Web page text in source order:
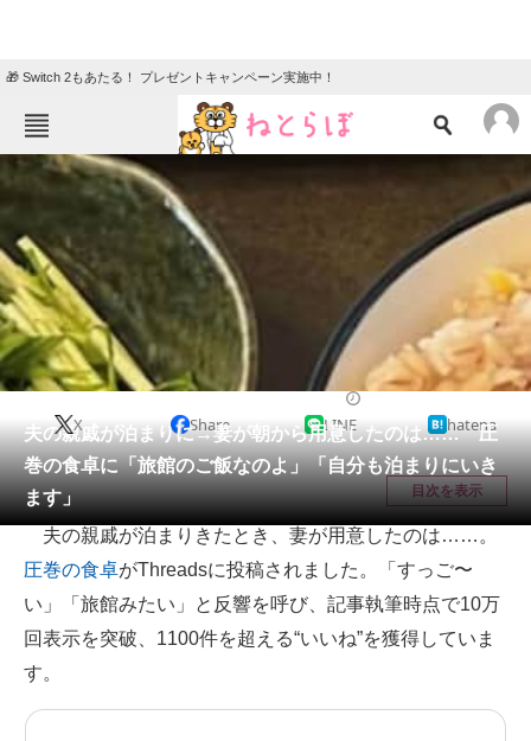
🎁 Switch 2もあたる！ プレゼントキャンペーン実施中！
ねとらぼメニュー
エンタメ
グルメ
住まい 教育・育児
動物 リサーチ
会員記事
メディア
注目記事を集めた総合ページ
ITの今と未来を見通す
スマホと通信の最新トレンド
夫の親戚が泊まりに→妻が朝から用意したのは…… 圧
巻の食卓に「旅館のご飯なのよ」「自分も泊まりにいき
ます」
X Share LINE hatena
目次を表示
夫の親戚が泊まりきたとき、妻が用意したのは……。
圧巻の食卓がThreadsに投稿されました。「すっご〜
い」「旅館みたい」と反響を呼び、記事執筆時点で10万
回表示を突破、1100件を超える“いいね”を獲得していま
す。